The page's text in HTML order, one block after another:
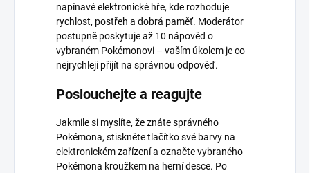
napínavé elektronické hře, kde rozhoduje
rychlost, postřeh a dobrá paměť. Moderátor
postupně poskytuje až 10 nápověd o
vybraném Pokémonovi – vaším úkolem je co
nejrychleji přijít na správnou odpověď.
Poslouchejte a reagujte
Jakmile si myslíte, že znáte správného
Pokémona, stiskněte tlačítko své barvy na
elektronickém zařízení a označte vybraného
Pokémona kroužkem na herní desce. Po